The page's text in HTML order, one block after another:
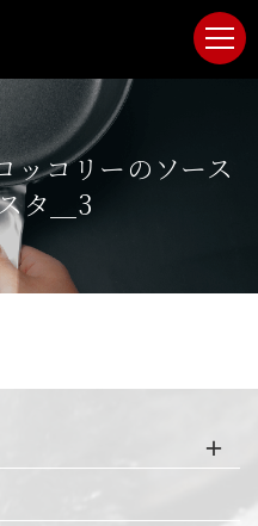
ッコリーのソース
タ＿3
リーズ